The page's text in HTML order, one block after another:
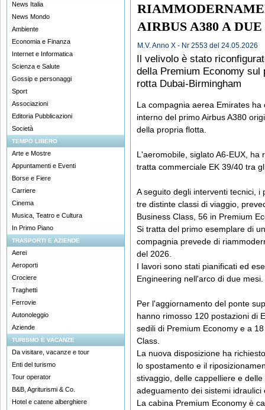
News Italia
News Mondo
Ambiente
Economia e Finanza
Internet e Informatica
Scienza e Salute
Gossip e personaggi
Sport
Associazioni
Editoria Pubblicazioni
Società
TEMPO LIBERO
Arte e Mostre
Appuntamenti e Eventi
Borse e Fiere
Carriere
Cinema
Musica, Teatro e Cultura
In Primo Piano
TRASPORTI E AZIENDE
Aerei
Aeroporti
Crociere
Traghetti
Ferrovie
Autonoleggio
Aziende
TURISMO E VACANZE
Da visitare, vacanze e tour
Enti del turismo
Tour operator
B&B, Agriturismi & Co.
Hotel e catene alberghiere
AIRBUS A380 A
M.V. Anno X - Nr 2553 del 24.05.2026
Il velivolo è stato
della Premium Economy sul
rotta Dubai-Birmingham
La compagnia aerea Emirates
interno del primo Airbus A380
della propria flotta.
L'aeromobile, siglato A6-EUX,
tratta commerciale EK 39/40 tra
A seguito degli interventi tecnici,
tre distinte classi di viaggio,
Business Class, 56 in Premium
Si tratta del primo esemplare di
compagnia prevede di
del 2026.
I lavori sono stati pianificati ed
Engineering nell'arco di due mesi.
Per l'aggiornamento del ponte
hanno rimosso 120 postazioni di
sedili di Premium Economy e a
Class.
La nuova disposizione ha
lo spostamento e il
stivaggio, delle cappelliere e
adeguamento dei sistemi idraulici
La cabina Premium Economy è